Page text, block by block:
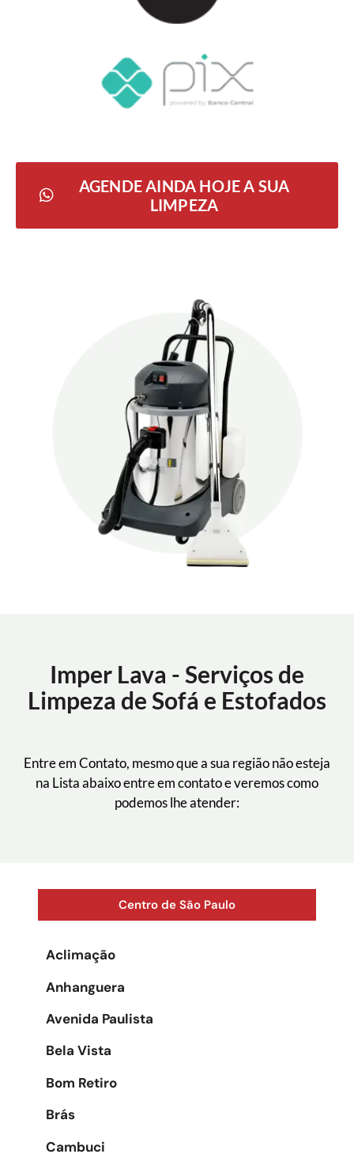
AGENDE AINDA HOJE A SUA
LIMPEZA
Imper Lava - Serviços de
Limpeza de Sofá e Estofados
Entre em Contato, mesmo que a sua região não esteja
na Lista abaixo entre em contato e veremos como
podemos lhe atender:
Centro de São Paulo
Aclimação
Anhanguera
Avenida Paulista
Bela Vista
Bom Retiro
Brás
Cambuci